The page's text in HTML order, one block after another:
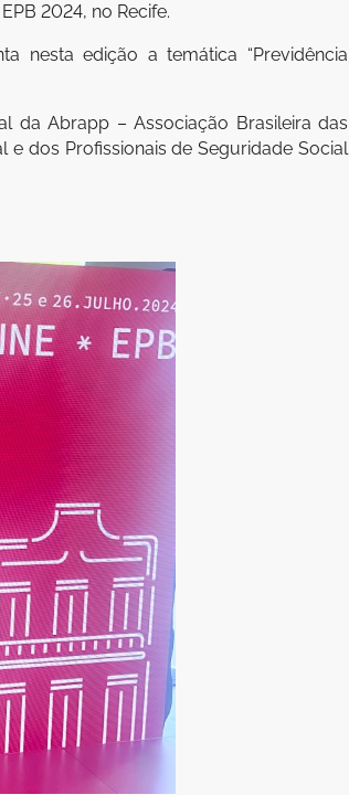
2024, no Recife.
nesta edição a temática “Previdência
da Abrapp – Associação Brasileira das
e dos Profissionais de Seguridade Social